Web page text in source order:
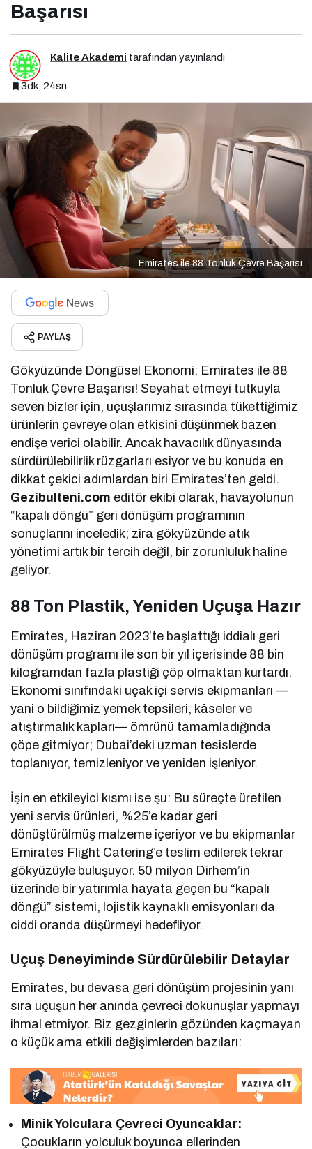
Başarısı
Kalite Akademi tarafından yayınlandı
3dk, 24sn
Emirates ile 88 Tonluk Çevre Başarısı
PAYLAŞ
Gökyüzünde Döngüsel Ekonomi: Emirates ile 88
Tonluk Çevre Başarısı! Seyahat etmeyi tutkuyla
seven bizler için, uçuşlarımız sırasında tükettiğimiz
ürünlerin çevreye olan etkisini düşünmek bazen
endişe verici olabilir. Ancak havacılık dünyasında
sürdürülebilirlik rüzgarları esiyor ve bu konuda en
dikkat çekici adımlardan biri Emirates’ten geldi.
Gezibulteni.com editör ekibi olarak, havayolunun
“kapalı döngü” geri dönüşüm programının
sonuçlarını inceledik; zira gökyüzünde atık
yönetimi artık bir tercih değil, bir zorunluluk haline
geliyor.
88 Ton Plastik, Yeniden Uçuşa Hazır
Emirates, Haziran 2023’te başlattığı iddialı geri
dönüşüm programı ile son bir yıl içerisinde 88 bin
kilogramdan fazla plastiği çöp olmaktan kurtardı.
Ekonomi sınıfındaki uçak içi servis ekipmanları —
yani o bildiğimiz yemek tepsileri, kâseler ve
atıştırmalık kapları— ömrünü tamamladığında
çöpe gitmiyor; Dubai’deki uzman tesislerde
toplanıyor, temizleniyor ve yeniden işleniyor.
İşin en etkileyici kısmı ise şu: Bu süreçte üretilen
yeni servis ürünleri, %25’e kadar geri
dönüştürülmüş malzeme içeriyor ve bu ekipmanlar
Emirates Flight Catering’e teslim edilerek tekrar
gökyüzüyle buluşuyor. 50 milyon Dirhem’in
üzerinde bir yatırımla hayata geçen bu “kapalı
döngü” sistemi, lojistik kaynaklı emisyonları da
ciddi oranda düşürmeyi hedefliyor.
Uçuş Deneyiminde Sürdürülebilir Detaylar
Emirates, bu devasa geri dönüşüm projesinin yanı
sıra uçuşun her anında çevreci dokunuşlar yapmayı
ihmal etmiyor. Biz gezginlerin gözünden kaçmayan
o küçük ama etkili değişimlerden bazıları:
Minik Yolculara Çevreci Oyuncaklar:
Çocukların yolculuk boyunca ellerinden